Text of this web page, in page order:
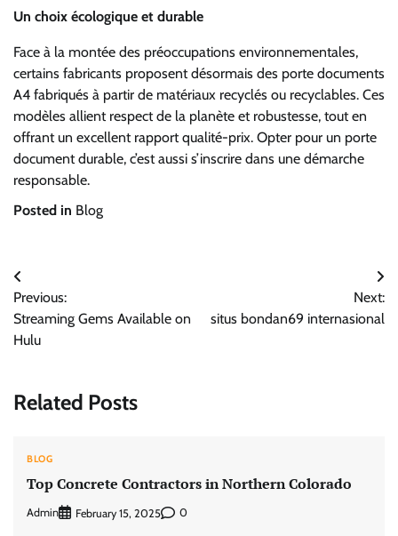
Un choix écologique et durable
Face à la montée des préoccupations environnementales,
certains fabricants proposent désormais des porte documents
A4 fabriqués à partir de matériaux recyclés ou recyclables. Ces
modèles allient respect de la planète et robustesse, tout en
offrant un excellent rapport qualité-prix. Opter pour un porte
document durable, c’est aussi s’inscrire dans une démarche
responsable.
Posted in Blog
Post
navigation
Previous:
Streaming Gems Available on
Hulu
Next:
situs bondan69 internasional
Related Posts
BLOG
Top Concrete Contractors in Northern Colorado
Admin February 15, 2025 0